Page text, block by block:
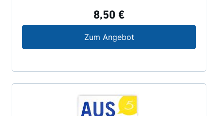
8,50 €
Zum AngebotAusgeplaudert 4